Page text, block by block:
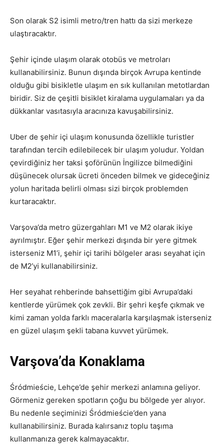
Son olarak S2 isimli metro/tren hattı da sizi merkeze
ulaştıracaktır.
Şehir içinde ulaşım olarak otobüs ve metroları
kullanabilirsiniz. Bunun dışında birçok Avrupa kentinde
olduğu gibi bisikletle ulaşım en sık kullanılan metotlardan
biridir. Siz de çeşitli bisiklet kiralama uygulamaları ya da
dükkanlar vasıtasıyla aracınıza kavuşabilirsiniz.
Uber de şehir içi ulaşım konusunda özellikle turistler
tarafından tercih edilebilecek bir ulaşım yoludur. Yoldan
çevirdiğiniz her taksi şoförünün İngilizce bilmediğini
düşünecek olursak ücreti önceden bilmek ve gideceğiniz
yolun haritada belirli olması sizi birçok problemden
kurtaracaktır.
Varşova’da metro güzergahları M1 ve M2 olarak ikiye
ayrılmıştır. Eğer şehir merkezi dışında bir yere gitmek
isterseniz M1’i, şehir içi tarihi bölgeler arası seyahat için
de M2’yi kullanabilirsiniz.
Her seyahat rehberinde bahsettiğim gibi Avrupa’daki
kentlerde yürümek çok zevkli. Bir şehri keşfe çıkmak ve
kimi zaman yolda farklı maceralarla karşılaşmak isterseniz
en güzel ulaşım şekli tabana kuvvet yürümek.
Varşova’da Konaklama
Śródmieście, Lehçe’de şehir merkezi anlamına geliyor.
Görmeniz gereken spotların çoğu bu bölgede yer alıyor.
Bu nedenle seçiminizi Śródmieście’den yana
kullanabilirsiniz. Burada kalırsanız toplu taşıma
kullanmanıza gerek kalmayacaktır.